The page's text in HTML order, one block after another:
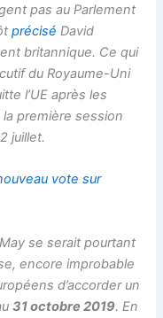
pas au Parlement
précisé David
britannique. Ce qui
du Royaume-Uni
l’UE après les
première session
juillet.
vote sur
se serait pourtant
encore improbable
d’accorder un
31 octobre 2019. En